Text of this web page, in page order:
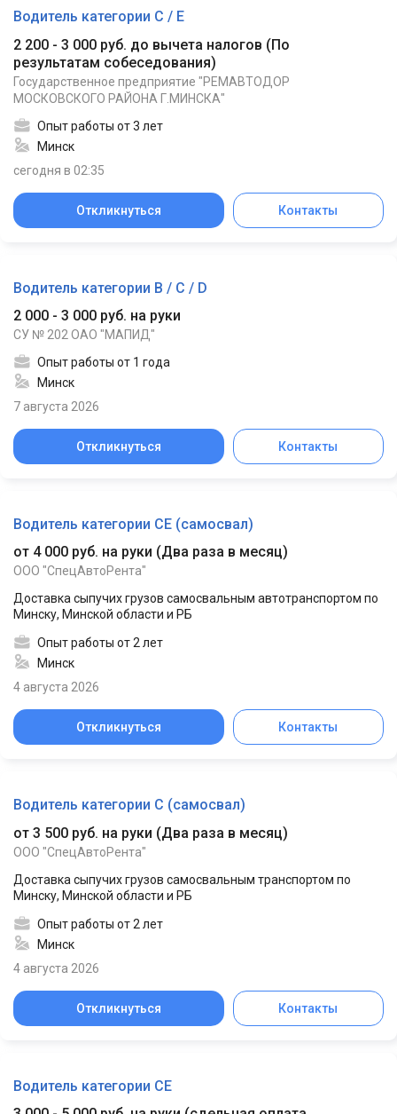
Водитель категории С / Е
2 200 - 3 000 руб. до вычета налогов (По
результатам собеседования)
Государственное предприятие "РЕМАВТОДОР
МОСКОВСКОГО РАЙОНА Г.МИНСКА"
Опыт работы от 3 лет
Минск
сегодня в 02:35
Откликнуться Контакты
Водитель категории В / С / D
2 000 - 3 000 руб. на руки
СУ № 202 ОАО "МАПИД"
Опыт работы от 1 года
Минск
7 августа 2026
Откликнуться Контакты
Водитель категории CЕ (самосвал)
от 4 000 руб. на руки (Два раза в месяц)
ООО "СпецАвтоРента"
Доставка сыпучих грузов самосвальным автотранспортом по
Минску, Минской области и РБ
Опыт работы от 2 лет
Минск
4 августа 2026
Откликнуться Контакты
Водитель категории C (самосвал)
от 3 500 руб. на руки (Два раза в месяц)
ООО "СпецАвтоРента"
Доставка сыпучих грузов самосвальным транспортом по
Минску, Минской области и РБ
Опыт работы от 2 лет
Минск
4 августа 2026
Откликнуться Контакты
Водитель категории СЕ